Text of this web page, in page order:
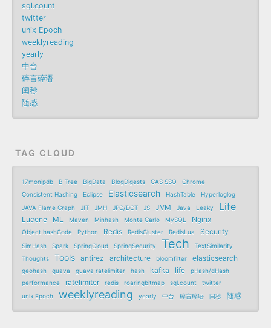
sql.count
twitter
unix Epoch
weeklyreading
yearly
中台
碎言碎语
闰秒
随感
TAG CLOUD
17monipdb B Tree BigData BlogDigests CAS SSO
Chrome
Consistent Hashing
Eclipse Elasticsearch HashTable
Hyperloglog
JAVA Flame Graph
JIT JMH JPG/DCT JS JVM Java Leaky Life
Lucene ML Maven Minhash Monte Carlo MySQL Nginx
Object.hashCode Python Redis RedisCluster RedisLua Security
SimHash Spark SpringCloud SpringSecurity Tech
TextSimilarity
Thoughts
Tools antirez architecture bloomfilter elasticsearch
geohash guava guava ratelimiter hash kafka life
pHash/dHash
performance
ratelimiter redis roaringbitmap sql.count
twitter
unix Epoch
weeklyreading yearly 中台 碎言碎语 闰秒 随感